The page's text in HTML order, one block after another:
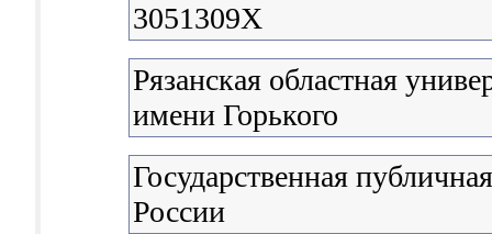
3051309X
Рязанская областная
имени Горького
Государственная
России